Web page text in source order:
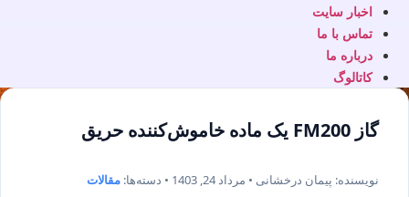
اخبار سایت
تماس با ما
درباره ما
کاتالوگ
گاز FM200 یک ماده خاموش‌کننده حریق
نویسنده: پیمان درخشانی • مرداد 24, 1403 • دسته‌ها: مقالات